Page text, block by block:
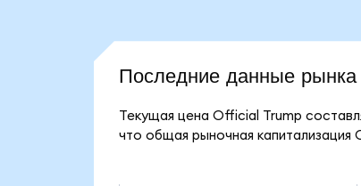
Последние данные
Текущая цена Official Trump
что общая рыночная капитализация